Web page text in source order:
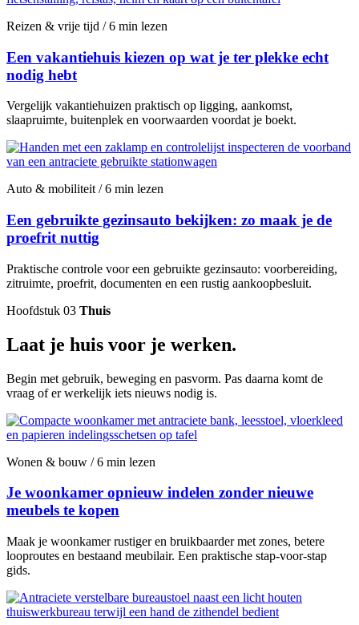
Reizen & vrije tijd / 6 min lezen
Een vakantiehuis kiezen op wat je ter plekke echt
nodig hebt
Vergelijk vakantiehuizen praktisch op ligging, aankomst,
slaapruimte, buitenplek en voorwaarden voordat je boekt.
Auto & mobiliteit / 6 min lezen
Een gebruikte gezinsauto bekijken: zo maak je de
proefrit nuttig
Praktische controle voor een gebruikte gezinsauto: voorbereiding,
zitruimte, proefrit, documenten en een rustig aankoopbesluit.
Hoofdstuk 03 Thuis
Laat je huis voor je werken.
Begin met gebruik, beweging en pasvorm. Pas daarna komt de
vraag of er werkelijk iets nieuws nodig is.
Wonen & bouw / 6 min lezen
Je woonkamer opnieuw indelen zonder nieuwe
meubels te kopen
Maak je woonkamer rustiger en bruikbaarder met zones, betere
looproutes en bestaand meubilair. Een praktische stap-voor-stap
gids.